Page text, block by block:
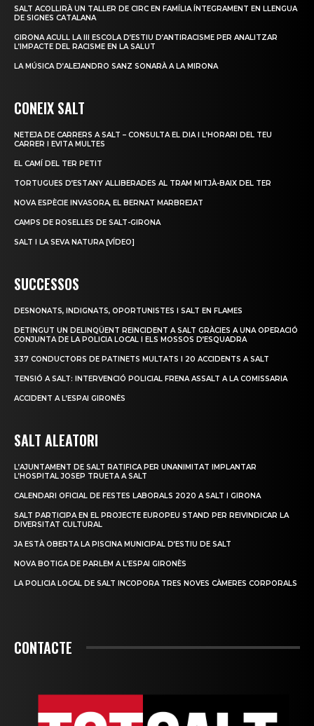
SALT ACOLLIRÀ UN TALLER DE CIRC EN FAMÍLIA ÍNTEGRAMENT EN LLENGUA
DE SIGNES CATALANA
GIRONA ACULL LA III ESCOLA D’ESTIU D’ANTIRACISME PER ANALITZAR
L’IMPACTE DEL RACISME EN LA SALUT
LA MÚSICA D’ALEJANDRO SANZ SONARÀ A LA MIRONA
CONEIX SALT
NETEJA DE CARRERS A SALT – CONSULTA EL DIA I L’HORARI DEL TEU
CARRER I EVITA MULTES
EL CAMÍ DEL TER PETIT
TORTUGUES D’ESTANY ALLIBERADES AL TRAM MITJÀ-BAIX DEL TER
NOVA ESPÈCIE INVASORA, EL BERNAT MARBREJAT
CAMPS DE ROSELLES DE SALT-GIRONA
SALT I LA SEVA NATURA [VÍDEO]
SUCCESSOS
DESNONATS, INDIGNATS, OPORTUNISTES I SALT EN FLAMES
DETINGUT UN DELINQÜENT REINCIDENT A SALT GRÀCIES A UNA OPERACIÓ
CONJUNTA DE LA POLICIA LOCAL I ELS MOSSOS D’ESQUADRA
337 CONDUCTORS DE PATINETS MULTATS I 20 ACCIDENTS A SALT
TENSIÓ A SALT: INTERVENCIÓ POLICIAL FRENA ASSALT A LA COMISSARIA
ACCIDENT A L’ESPAI GIRONÈS
SALT ALEATORI
L’AJUNTAMENT DE SALT RATIFICA PER UNANIMITAT IMPLANTAR
L’HOSPITAL JOSEP TRUETA A SALT
CALENDARI OFICIAL DE FESTES LABORALS 2020 A SALT I GIRONA
SALT PARTICIPA EN EL PROJECTE EUROPEU STAND PER REIVINDICAR LA
DIVERSITAT CULTURAL
JA ESTÀ OBERTA LA PISCINA MUNICIPAL D’ESTIU DE SALT
NOVA BOTIGA DE PARLEM A L’ESPAI GIRONÈS
LA POLICIA LOCAL DE SALT INCOPORA TRES NOVES CÀMERES CORPORALS
CONTACTE